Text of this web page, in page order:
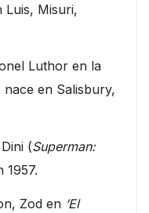
Luis, Misuri,
Luthor en la
nace en Salisbury,
(Superman:
1957.
Zod en ‘El